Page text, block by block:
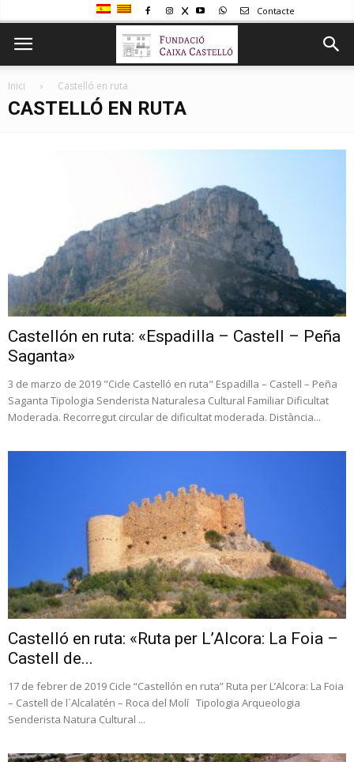
Contacte
Inici Castelló en ruta
CASTELLÓ EN RUTA
Castellón en ruta: «Espadilla – Castell – Peña
Saganta»
3 de marzo de 2019 "Cicle Castelló en ruta" Espadilla – Castell – Peña
Saganta Tipologia Senderista Naturalesa Cultural Familiar Dificultat
Moderada. Recorregut circular de dificultat moderada. Distància...
Castelló en ruta: «Ruta per L’Alcora: La Foia –
Castell de...
17 de febrer de 2019 Cicle “Castellón en ruta” Ruta per L’Alcora: La Foia
– Castell de l´Alcalatén – Roca del Molí Tipologia Arqueologia
Senderista Natura Cultural ...